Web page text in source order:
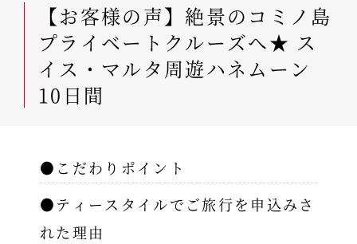
【お客様の声】絶景のコミノ島
プライベートクルーズへ★ ス
イス・マルタ周遊ハネムーン
10日間
●こだわりポイント
●ティースタイルでご旅行を申込みさ
れた理由